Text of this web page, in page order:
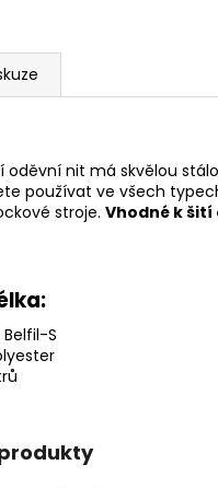
oděvní nit má skvělou
používat ve všech
stroje. Vhodné k
S